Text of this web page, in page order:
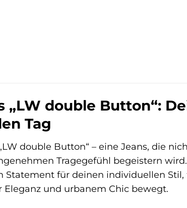
„LW double Button“:
Tag
double Button“ – eine Jeans, die
Tragegefühl begeistern
Statement für deinen individuellen
Eleganz und urbanem Chic bewegt.